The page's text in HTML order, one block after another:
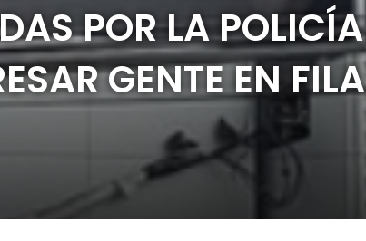
POR LA POLICÍA
GENTE EN FILA